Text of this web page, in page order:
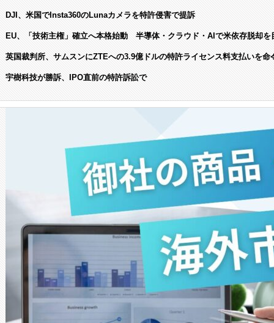
DJI、米国でInsta360のLunaカメラを特許侵害で提訴
EU、「技術主権」確立へ本格始動 半導体・クラウド・AIで米依存脱却を
英国裁判所、サムスンにZTEへの3.9億ドルの特許ライセンス料支払いを命
宇樹科技が勝訴、IPO直前の特許訴訟で